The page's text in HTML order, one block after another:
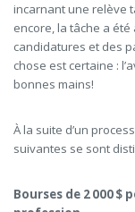
incarnant une relève
encore, la tâche a
candidatures et des
chose est certaine :
bonnes mains!
À la suite d’un
suivantes se sont
Bourses de 2 000